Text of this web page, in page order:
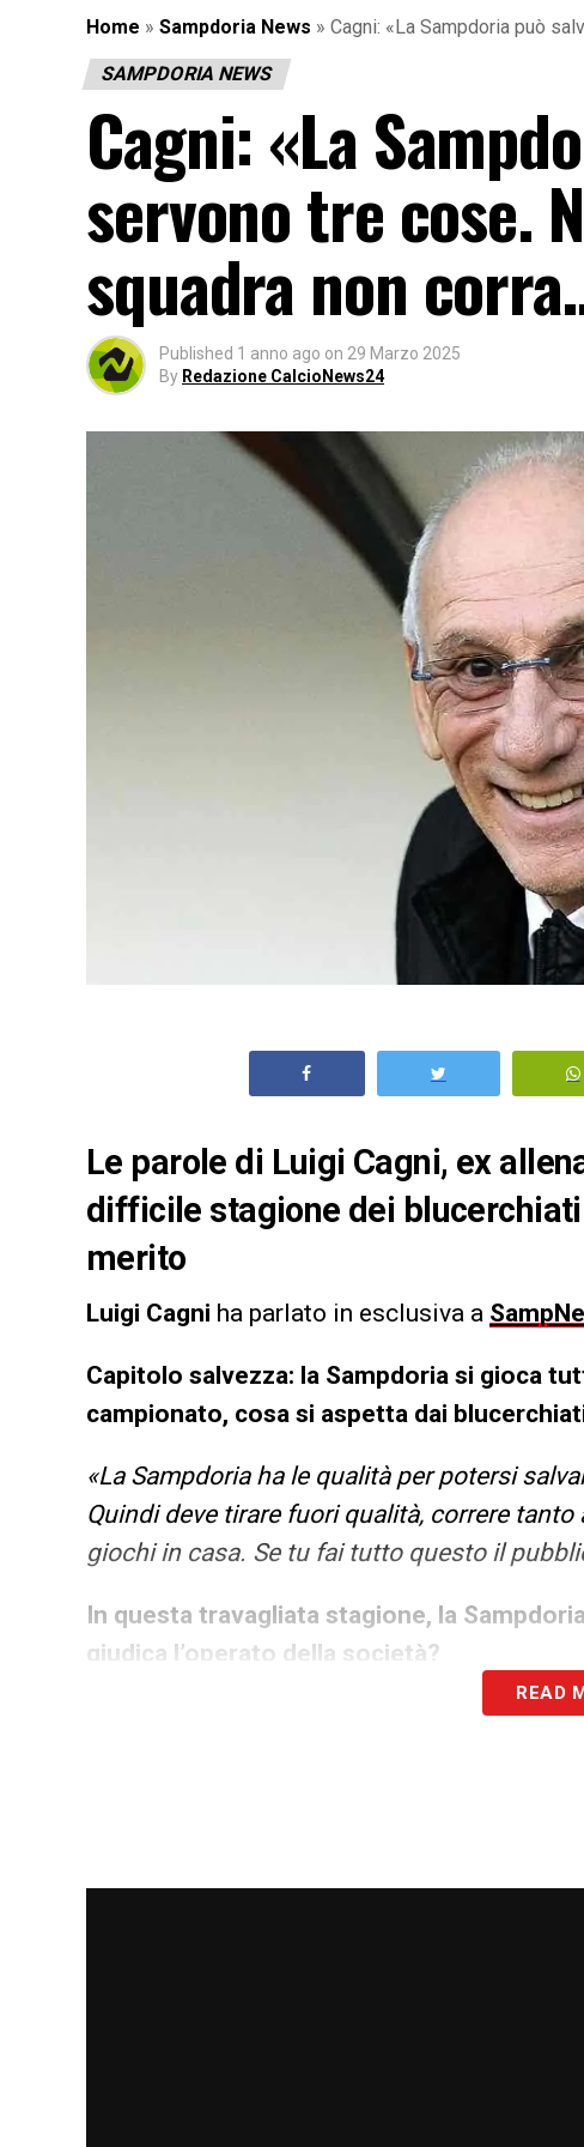
Home » Sampdoria News » Cagni: «La Sampdoria può
SAMPDORIA NEWS
Cagni: «La
servono tre cose.
squadra non
Published 1 anno ago on 29 Marzo 2025
By Redazione CalcioNews24
Le parole di Luigi Cagni, ex
difficile stagione dei
merito
Luigi Cagni ha parlato in esclusiva a
Capitolo salvezza: la Sampdoria si gioca
campionato, cosa si aspetta dai
«La Sampdoria ha le qualità per potersi
Quindi deve tirare fuori qualità, correre
giochi in casa. Se tu fai tutto questo il
In questa travagliata stagione, la
giudica l’operato della società?
Una squadra qualsiasi essa sia che
la Sampdoria ha una grande storia e
secondo il mio punto di vista. Qualsiasi
quindi per me entrare a Marassi è una cosa
campo, e anche l’allenatore deve preparare
ha la partita solo a settimana quindi non
READ